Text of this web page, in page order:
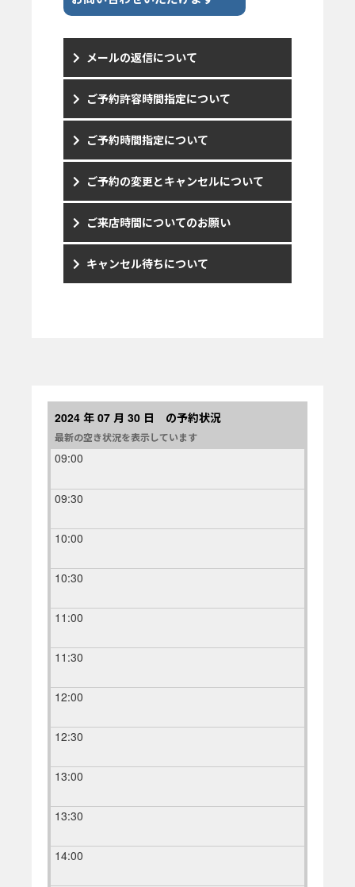
メールの返信について
ご予約許容時間指定について
ご予約時間指定について
ご予約の変更とキャンセルについて
ご来店時間についてのお願い
キャンセル待ちについて
2024 年 07 月 30 日 の予約状況
最新の空き状況を表示しています
09:00
09:30
10:00
10:30
11:00
11:30
12:00
12:30
13:00
13:30
14:00